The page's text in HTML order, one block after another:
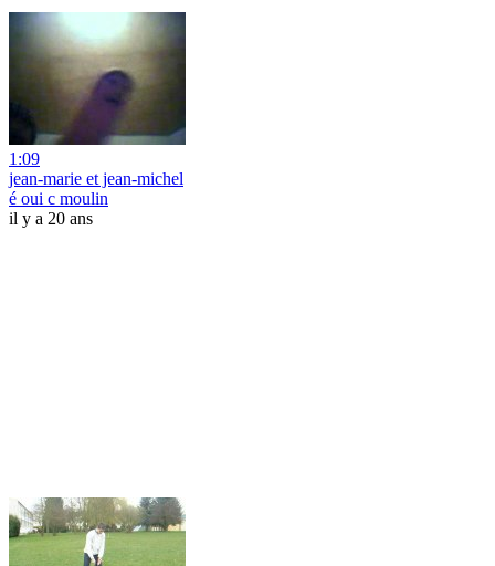
1:09
jean-marie et jean-michel
é oui c moulin
il y a 20 ans